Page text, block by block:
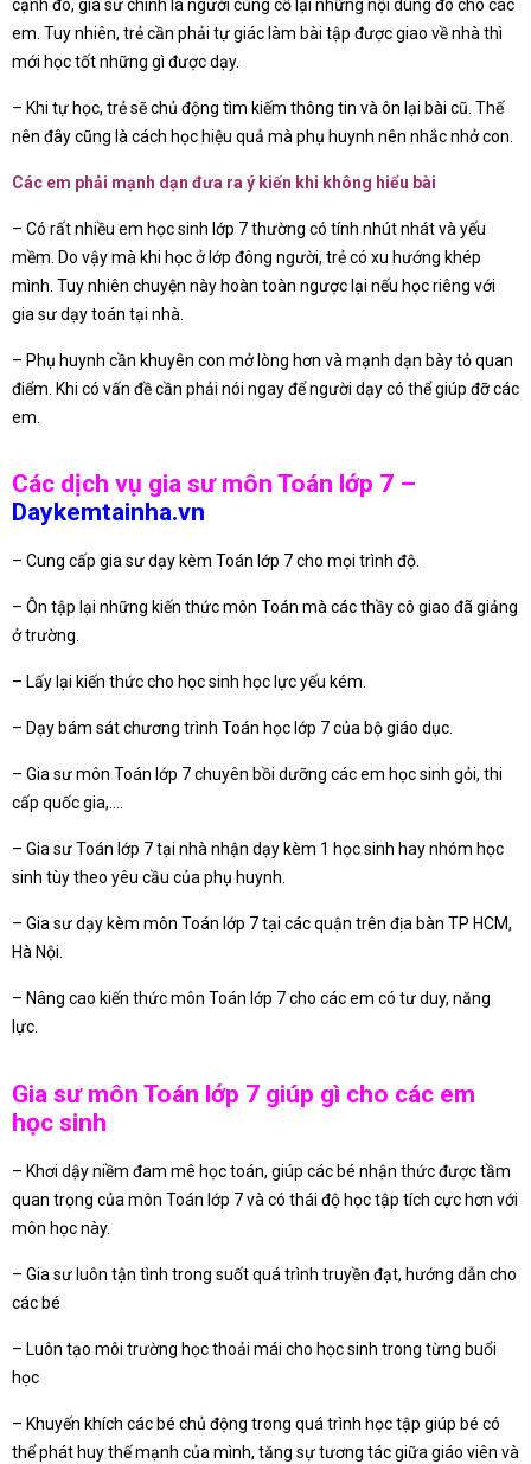
cạnh đó, gia sư chính là người củng cố lại những nội dung đó cho các
em. Tuy nhiên, trẻ cần phải tự giác làm bài tập được giao về nhà thì
mới học tốt những gì được dạy.
– Khi tự học, trẻ sẽ chủ động tìm kiếm thông tin và ôn lại bài cũ. Thế
nên đây cũng là cách học hiệu quả mà phụ huynh nên nhắc nhở con.
Các em phải mạnh dạn đưa ra ý kiến khi không hiểu bài
– Có rất nhiều em học sinh lớp 7 thường có tính nhút nhát và yếu
mềm. Do vậy mà khi học ở lớp đông người, trẻ có xu hướng khép
mình. Tuy nhiên chuyện này hoàn toàn ngược lại nếu học riêng với
gia sư dạy toán tại nhà.
– Phụ huynh cần khuyên con mở lòng hơn và mạnh dạn bày tỏ quan
điểm. Khi có vấn đề cần phải nói ngay để người dạy có thể giúp đỡ các
em.
Các dịch vụ gia sư môn Toán lớp 7 –
Daykemtainha.vn
– Cung cấp gia sư dạy kèm Toán lớp 7 cho mọi trình độ.
– Ôn tập lại những kiến thức môn Toán mà các thầy cô giao đã giảng
ở trường.
– Lấy lại kiến thức cho học sinh học lực yếu kém.
– Dạy bám sát chương trình Toán học lớp 7 của bộ giáo dục.
– Gia sư môn Toán lớp 7 chuyên bồi dưỡng các em học sinh gỏi, thi
cấp quốc gia,….
– Gia sư Toán lớp 7 tại nhà nhận dạy kèm 1 học sinh hay nhóm học
sinh tùy theo yêu cầu của phụ huynh.
– Gia sư dạy kèm môn Toán lớp 7 tại các quận trên địa bàn TP HCM,
Hà Nội.
– Nâng cao kiến thức môn Toán lớp 7 cho các em có tư duy, năng
lực.
Gia sư môn Toán lớp 7 giúp gì cho các em
học sinh
– Khơi dậy niềm đam mê học toán, giúp các bé nhận thức được tầm
quan trọng của môn Toán lớp 7 và có thái độ học tập tích cực hơn với
môn học này.
– Gia sư luôn tận tình trong suốt quá trình truyền đạt, hướng dẫn cho
các bé
– Luôn tạo môi trường học thoải mái cho học sinh trong từng buổi
học
– Khuyến khích các bé chủ động trong quá trình học tập giúp bé có
thể phát huy thế mạnh của mình, tăng sự tương tác giữa giáo viên và